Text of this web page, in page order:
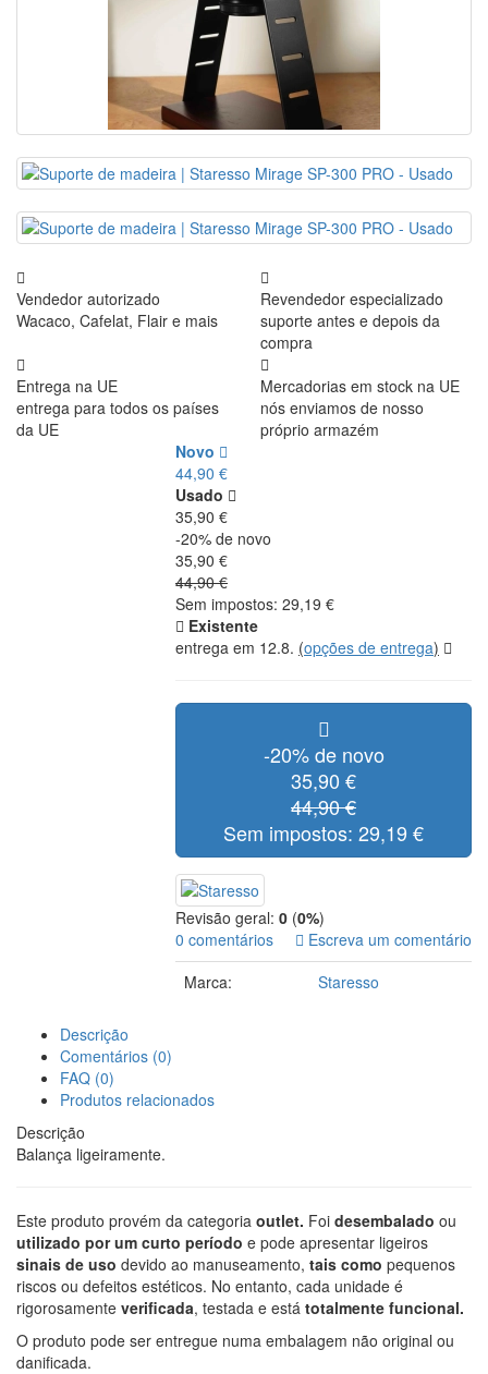
Vendedor autorizado
Wacaco, Cafelat, Flair e mais
Revendedor especializado
suporte antes e depois da
compra
Entrega na UE
entrega para todos os países
da UE
Mercadorias em stock na UE
nós enviamos de nosso
próprio armazém
Novo
44,90 €
Usado
35,90 €
-20% de novo
35,90 €
44,90 €
Sem impostos: 29,19 €
Existente
entrega em 12.8. (opções de entrega)
-20% de novo
35,90 €
44,90 €
Sem impostos: 29,19 €
Revisão geral: 0 (0%)
0 comentários
Escreva um comentário
Marca:
Staresso
Descrição
Comentários (0)
FAQ (0)
Produtos relacionados
Descrição
Balança ligeiramente.
Este produto provém da categoria outlet. Foi desembalado ou
utilizado por um curto período e pode apresentar ligeiros
sinais de uso devido ao manuseamento, tais como pequenos
riscos ou defeitos estéticos. No entanto, cada unidade é
rigorosamente verificada, testada e está totalmente funcional.
O produto pode ser entregue numa embalagem não original ou
danificada.